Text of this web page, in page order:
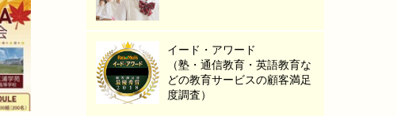
イード・アワード
（塾・通信教育・英語教育な
どの教育サービスの顧客満足
度調査）